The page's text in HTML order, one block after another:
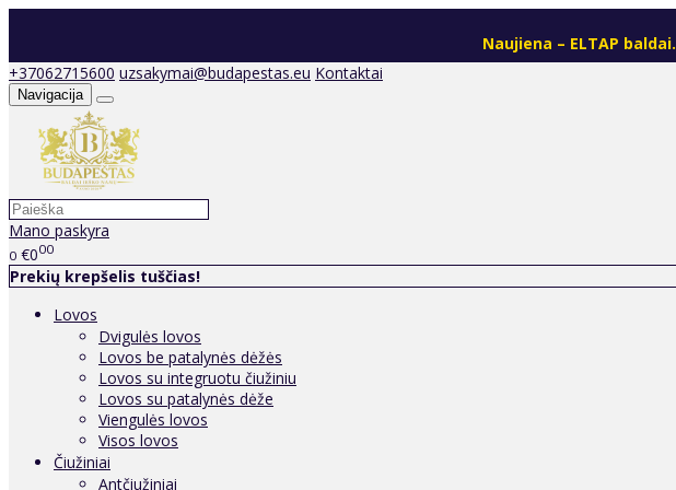
Naujiena – ELTAP baldai.
+37062715600 uzsakymai@budapestas.eu Kontaktai
Navigacija
Mano paskyra
0 €000
Prekių krepšelis tuščias!
Lovos
Dvigulės lovos
Lovos be patalynės dėžės
Lovos su integruotu čiužiniu
Lovos su patalynės dėže
Viengulės lovos
Visos lovos
Čiužiniai
Antčiužiniai